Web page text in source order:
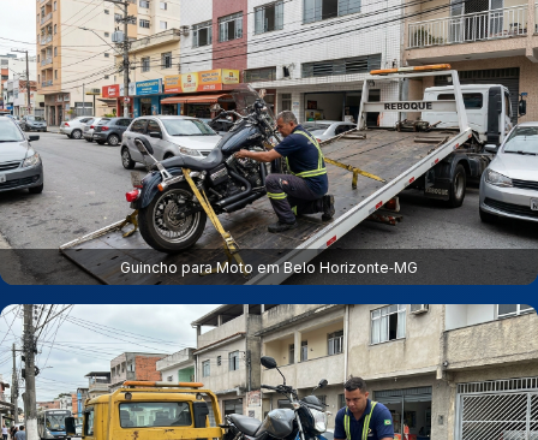
Guincho para Moto em Belo Horizonte‑MG